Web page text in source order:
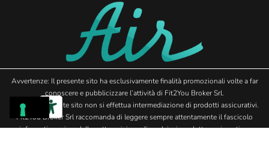
Avvertenze: Il presente sito ha esclusivamente finalità promozionali volte a far
conoscere e pubblicizzare l’attività di Fit2You Broker Srl.
Tramite il presente sito non si effettua intermediazione di prodotti assicurativi.
Fit2You Broker Srl raccomanda di leggere sempre attentamente il fascicolo
informativo prima della sottoscrizione di qualsiasi prodotto assicurativo.